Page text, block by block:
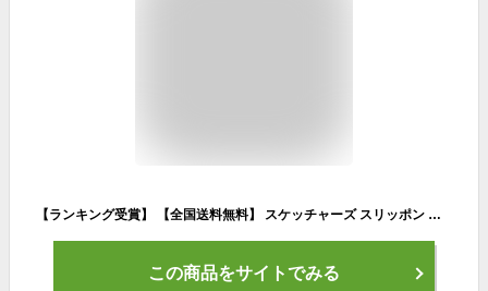
【ランキング受賞】 【全国送料無料】 スケッチャーズ スリッポン メンズ スリップインズ リラックスドフィット パーソン オズウィン 204866WW SKECHERS Skechers Hands Free Slip ins：Person Oswin 本革 クラシック 厚底 コンフォート
この商品をサイトでみる